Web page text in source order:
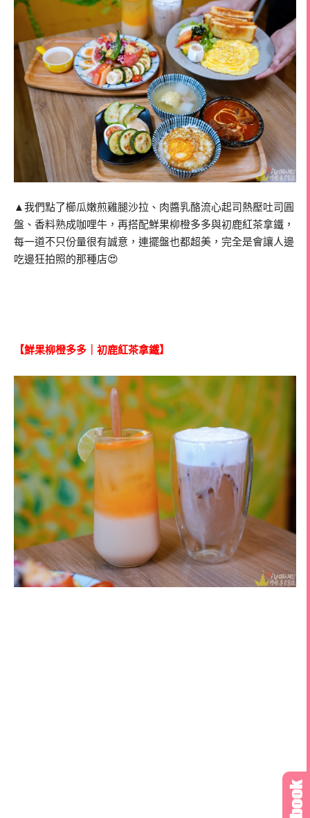
▲我們點了櫛瓜嫩煎雞腿沙拉、肉醬乳酪流心起司熱壓吐司圓
盤、香料熟成咖哩牛，再搭配鮮果柳橙多多與初鹿紅茶拿鐵，
每一道不只份量很有誠意，連擺盤也都超美，完全是會讓人邊
吃邊狂拍照的那種店😍
【鮮果柳橙多多｜初鹿紅茶拿鐵】